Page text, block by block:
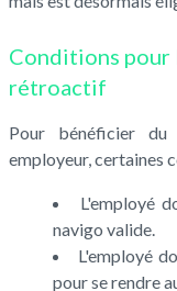
Conditions pour
rétroactif
Pour bénéficier du
employeur, certaines
L'employé
navigo valide.
L'employé
pour se rendre